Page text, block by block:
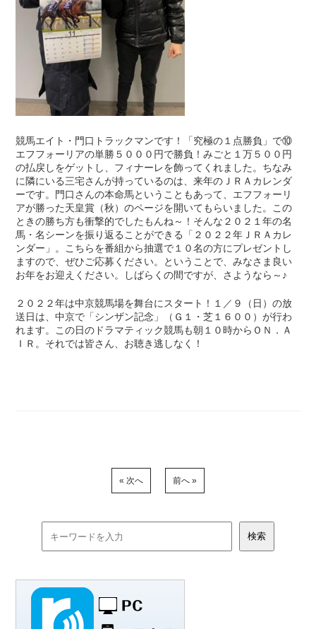
競馬エイト・門口トラックマンです！「究極の１点勝負」で⑩
エフフォーリアの単勝５０００円で勝負！みごと１万５００円
の払戻しをゲットし、フィナーレを飾ってくれました。ちなみ
に隣にいる三宅さんが持っているのは、来年のＪＲＡカレンダ
ーです。門口さんの本命馬ということもあって、エフフォーリ
アが勝った天皇賞（秋）のページを開いてもらいました。この
ときの勝ち方も衝撃的でしたもんね～！そんな２０２１年の名
馬・名シーンを振り返ることができる「２０２２年ＪＲＡカレ
ンダー」。こちらを番組から抽選で１０名の方にプレゼントし
ますので、ぜひご応募ください。ということで、みなさま良い
お年をお迎えください。しばらくの間ですが、さようなら～♪
２０２２年は中京競馬場を舞台にスタート！１／９（日）の放
送日は、中京で「シンザン記念」（Ｇ１・芝１６００）が行わ
れます。この日のドラマティック競馬も朝１０時からＯＮ．Ａ
ＩＲ。それでは皆さん、お聴き逃しなく！
« 次へ 前へ »